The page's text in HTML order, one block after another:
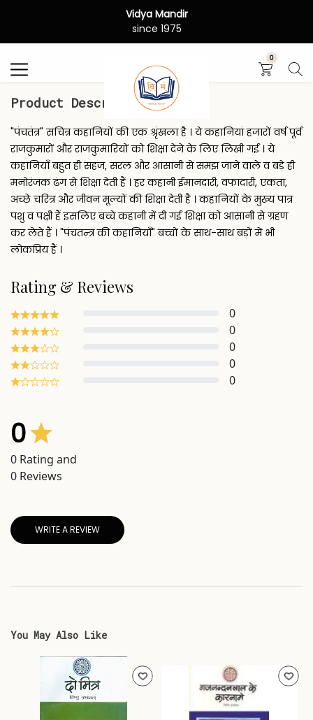
Vidya Mandir
since 1975
0
Product Description
"पंचतंत्र" सचित्र कहानियों की एक श्रृंखला है । ये कहानियां हजारों वर्ष पूर्व
राजकुमारों और राजकुमारियों को शिक्षा देने के लिए लिखी गई । ये
कहानियाँ बहुत ही सहज, सरल और आसानी से समझ जाने वाले व बड़े ही
मनोरंजक ढंग से शिक्षा देती हैं । हर कहानी ईमानदारी, वफादारी, एकता,
अच्छे चरित्र और जीवन मूल्यों की शिक्षा देती है । कहानियों के मुख्य पात्र
पशु व पक्षी हैं इसलिए बच्चे कहानी में दी गई शिक्षा को आसानी से ग्रहण
कर लेते हैं । "पंचतन्त्र की कहानियाँ" बच्चों के साथ-साथ बड़ों में भी
लोकप्रिय हैं ।
Rating & Reviews
0
0
0
0
0
0
0 Rating and
0 Reviews
WRITE A REVIEW
You May Also Like